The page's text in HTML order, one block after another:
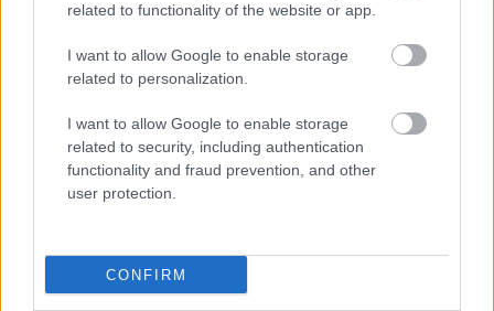
related to functionality of the website or app.
I want to allow Google to enable storage
related to personalization.
I want to allow Google to enable storage
related to security, including authentication
functionality and fraud prevention, and other
user protection.
CONFIRM
Kikerekedett szemekkel hallgatta
Toto Wolff ajánlatát Antonelli
Itt az FIA bejelentése: Egy